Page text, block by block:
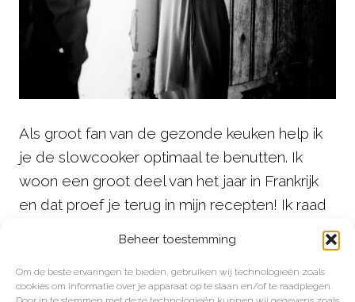
Beheer toestemming
Om de beste ervaringen te bieden, gebruiken wij technologieën zoals
cookies om informatie over je apparaat op te slaan en/of te raadplegen.
Als groot fan van de gezonde keuken help ik
je de slowcooker optimaal te benutten. Ik
woon een groot deel van het jaar in Frankrijk
en dat proef je terug in mijn recepten! Ik raad
maakt voor jouw keuken.